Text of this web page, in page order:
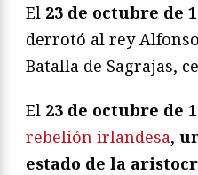
El 23 de octubre de
derrotó al rey
Batalla de Sagrajas,
El 23 de octubre de
rebelión irlandesa,
estado de la